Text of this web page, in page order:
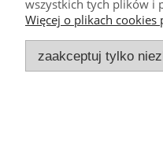
Wszelkie Prawa
wszystkich tych plików i
Więcej o plikach cookies
zaakceptuj tylko